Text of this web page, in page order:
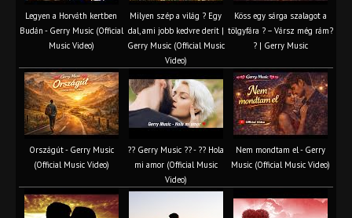
Legyen a Horváth kertben
Budán - Gerry Music (Official
Music Video)
Milyen szép a világ ? Egy
dal, ami jobb kedvre derít |
Gerry Music (Official Music
Video)
Köss egy sárga szalagot a
tölgyfára ?️ – Vársz még rám?
? | Gerry Music
Országút - Gerry Music
(Official Music Video)
?? Gerry Music ?? - ?? Hola
mi amor (Official Music
Video)
Nem mondtam el - Gerry
Music (Official Music Video)